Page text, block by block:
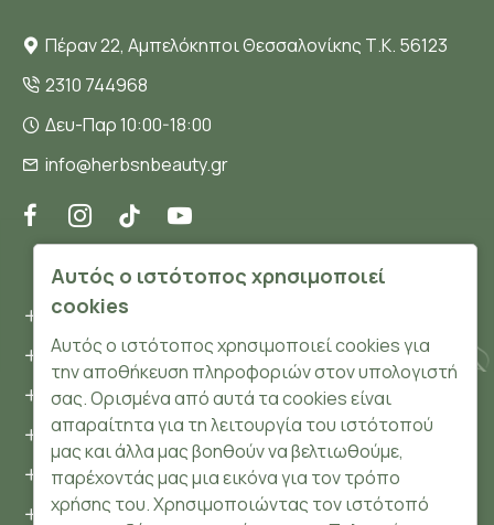
Πέραν 22, Αμπελόκηποι Θεσσαλονίκης Τ.Κ. 56123
2310 744968
Δευ-Παρ 10:00-18:00
info@herbsnbeauty.gr
ΠΛΗΡΟΦΟΡΊΕΣ
Όροι και συνθήκες
Προσωπικά δεδομένα
Ασφάλεια
Τρόποι Πληρωμής
Τρόποι Αποστολής
Επιστροφές Προϊόντων
Αυτός ο ιστότοπος χρησιμοποιεί
cookies
Αυτός ο ιστότοπος χρησιμοποιεί cookies για
την αποθήκευση πληροφοριών στον υπολογιστή
σας. Ορισμένα από αυτά τα cookies είναι
απαραίτητα για τη λειτουργία του ιστότοπού
μας και άλλα μας βοηθούν να βελτιωθούμε,
παρέχοντάς μας μια εικόνα για τον τρόπο
χρήσης του. Χρησιμοποιώντας τον ιστότοπό